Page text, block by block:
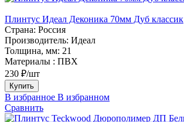
Плинтус Идеал Деконика 70мм Дуб классик
Страна: Россия
Производитель: Идеал
Толщина, мм: 21
Материалы : ПВХ
230 ₽/шт
Купить
В избранное В избранном
Сравнить